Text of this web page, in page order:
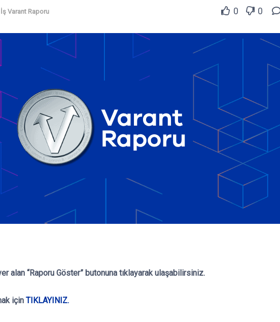
İş Varant Raporu 0 0
alan “Raporu Göster” butonuna tıklayarak ulaşabilirsiniz.
için TIKLAYINIZ.